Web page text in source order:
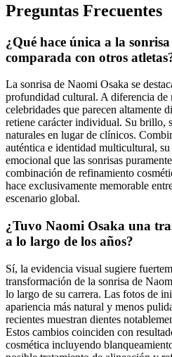
Preguntas Frecuentes
¿Qué hace única a la
comparada con otros
La sonrisa de Naomi Osaka se
profundidad cultural. A diferencia de
celebridades que parecen altamente
retiene carácter individual. Su brillo,
naturales en lugar de clínicos.
auténtica e identidad multicultural,
emocional que las sonrisas
combinación de refinamiento
hace exclusivamente memorable
escenario global.
¿Tuvo Naomi Osaka una
a lo largo de los años?
Sí, la evidencia visual sugiere
transformación de la sonrisa de
lo largo de su carrera. Las fotos de
apariencia más natural y menos
recientes muestran dientes
Estos cambios coinciden con
cosmética incluyendo